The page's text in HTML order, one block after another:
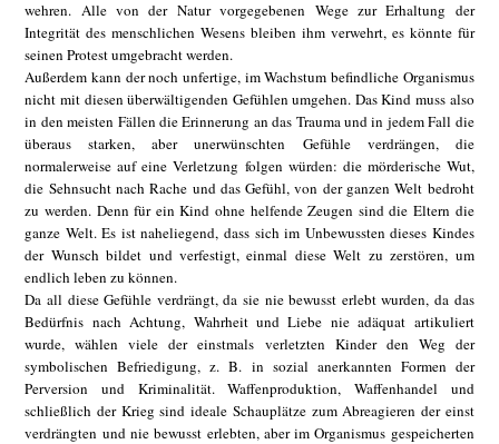
wehren. Alle von der Natur vorgegebenen Wege zur Erhaltung der
Integrität des menschlichen Wesens bleiben ihm verwehrt, es könnte für
seinen Protest umgebracht werden.
Außerdem kann der noch unfertige, im Wachstum befindliche Organismus
nicht mit diesen überwältigenden Gefühlen umgehen. Das Kind muss also
in den meisten Fällen die Erinnerung an das Trauma und in jedem Fall die
überaus starken, aber unerwünschten Gefühle verdrängen, die
normalerweise auf eine Verletzung folgen würden: die mörderische Wut,
die Sehnsucht nach Rache und das Gefühl, von der ganzen Welt bedroht
zu werden. Denn für ein Kind ohne helfende Zeugen sind die Eltern die
ganze Welt. Es ist naheliegend, dass sich im Unbewussten dieses Kindes
der Wunsch bildet und verfestigt, einmal diese Welt zu zerstören, um
endlich leben zu können.
Da all diese Gefühle verdrängt, da sie nie bewusst erlebt wurden, da das
Bedürfnis nach Achtung, Wahrheit und Liebe nie adäquat artikuliert
wurde, wählen viele der einstmals verletzten Kinder den Weg der
symbolischen Befriedigung, z. B. in sozial anerkannten Formen der
Perversion und Kriminalität. Waffenproduktion, Waffenhandel und
schließlich der Krieg sind ideale Schauplätze zum Abreagieren der einst
verdrängten und nie bewusst erlebten, aber im Organismus gespeicherten